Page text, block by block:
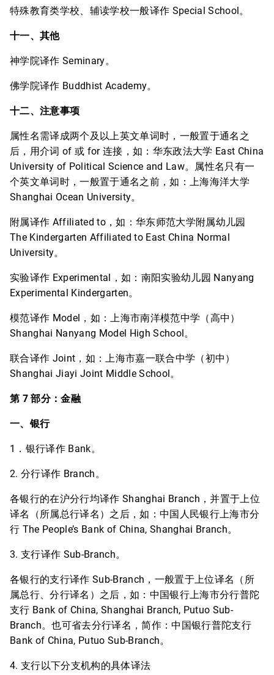
特殊教育类学校、辅读学校一般译作 Special School。
十一、其他
神学院译作 Seminary。
佛学院译作 Buddhist Academy。
十二、注意事项
属性名需译成两个及以上英文单词时，一般置于通名之
后，用介词 of 或 for 连接，如：华东政法大学 East China
University of Political Science and Law。属性名只有一
个英文单词时，一般置于通名之前，如：上海海洋大学
Shanghai Ocean University。
附属译作 Affiliated to，如：华东师范大学附属幼儿园
The Kindergarten Affiliated to East China Normal
University。
实验译作 Experimental，如：南阳实验幼儿园 Nanyang
Experimental Kindergarten。
模范译作 Model，如：上海市南洋模范中学（高中）
Shanghai Nanyang Model High School。
联合译作 Joint，如：上海市嘉一联合中学（初中）
Shanghai Jiayi Joint Middle School。
第 7 部分：金融
一、银行
1．银行译作 Bank。
2. 分行译作 Branch。
各银行的在沪分行均译作 Shanghai Branch，并置于上位
译名（所属总行译名）之后，如：中国人民银行上海市分
行 The People’s Bank of China, Shanghai Branch。
3. 支行译作 Sub-Branch。
各银行的支行译作 Sub-Branch，一般置于上位译名（所
属总行、分行译名）之后，如：中国银行上海市分行普陀
支行 Bank of China, Shanghai Branch, Putuo Sub-
Branch。也可省去分行译名，简作：中国银行普陀支行
Bank of China, Putuo Sub-Branch。
4. 支行以下分支机构的具体译法